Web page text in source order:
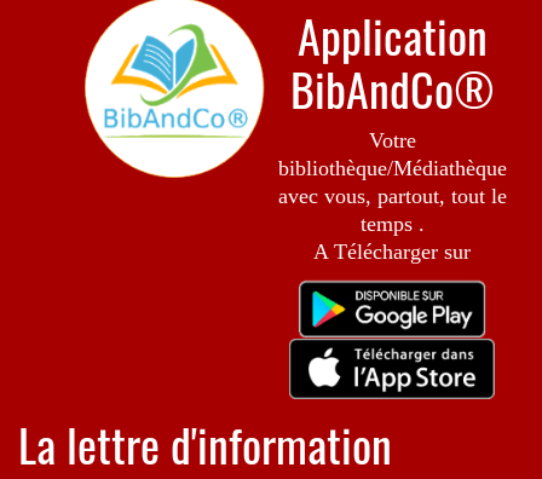
Application
BibAndCo®
Votre
bibliothèque/Médiathèque
avec vous, partout, tout le
temps .
A Télécharger sur
La lettre d'information